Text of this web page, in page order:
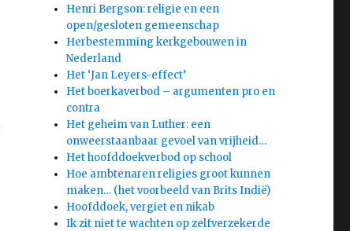
Henri Bergson: religie en een
open/gesloten gemeenschap
Herbestemming kerkgebouwen in
Nederland
Het ‘Jan Leyers-effect’
Het boerkaverbod – argumenten pro en
contra
Het geheim van Luther: een
onweerstaanbaar gevoel van vrijheid…
Het hoofddoekverbod op school
Hoe ambtenaren religies groot kunnen
maken… (het voorbeeld van Brits Indië)
Hoofddoek, vergiet en nikab
Ik zit niet te wachten op zelfverzekerde